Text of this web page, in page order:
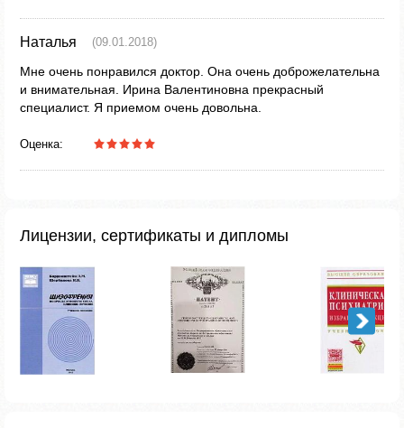
Наталья (09.01.2018)
Мне очень понравился доктор. Она очень доброжелательна
и внимательная. Ирина Валентиновна прекрасный
специалист. Я приемом очень довольна.
Оценка:
Лицензии, сертификаты и дипломы